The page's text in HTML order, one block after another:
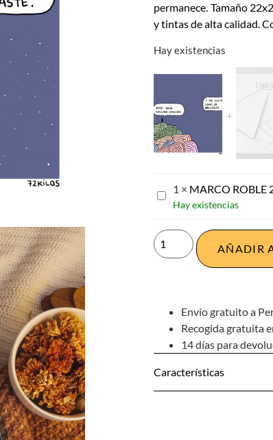
permanece. Tamaño
y tintas de alta calidad.
Hay existencias
MARCO
ROBLE
22
cm
x
1 × MARCO ROBLE
Hay existencias
AÑADIR
Envío gratuito a
Recogida gratuita
14 días para
Características